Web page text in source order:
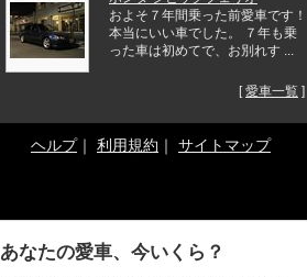
およそ７年間乗った前愛車です！
本当にいい車でした。 ７年も乗
った車は初めてで、お別れす ...
[愛車一覧 ]
ヘルプ｜ 利用規約 ｜ サイトマップ
あなたの愛車、今いくら？